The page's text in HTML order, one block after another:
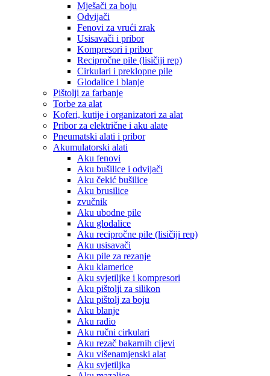
Mješači za boju
Odvijači
Fenovi za vrući zrak
Usisavači i pribor
Kompresori i pribor
Recipročne pile (lisičiji rep)
Cirkulari i preklopne pile
Glodalice i blanje
Pištolji za farbanje
Torbe za alat
Koferi, kutije i organizatori za alat
Pribor za električne i aku alate
Pneumatski alati i pribor
Akumulatorski alati
Aku fenovi
Aku bušilice i odvijači
Aku čekić bušilice
Aku brusilice
zvučnik
Aku ubodne pile
Aku glodalice
Aku recipročne pile (lisičiji rep)
Aku usisavači
Aku pile za rezanje
Aku klamerice
Aku svjetiljke i kompresori
Aku pištolji za silikon
Aku pištolj za boju
Aku blanje
Aku radio
Aku ručni cirkulari
Aku rezač bakarnih cijevi
Aku višenamjenski alat
Aku svjetiljka